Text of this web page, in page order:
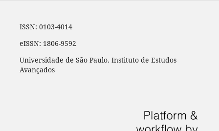
ISSN: 0103-4014
eISSN: 1806-9592
Universidade de São Paulo. Instituto de Estudos
Avançados